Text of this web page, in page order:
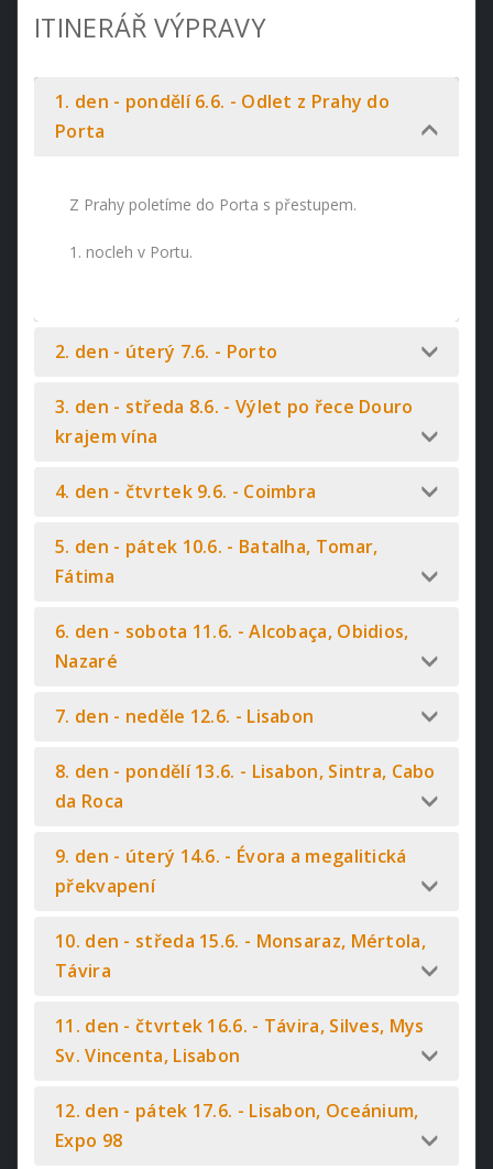
ITINERÁŘ VÝPRAVY
1. den - pondělí 6.6. - Odlet z Prahy do
Porta
Z Prahy poletíme do Porta s přestupem.
1. nocleh v Portu.
2. den - úterý 7.6. - Porto
3. den - středa 8.6. - Výlet po řece Douro
krajem vína
4. den - čtvrtek 9.6. - Coimbra
5. den - pátek 10.6. - Batalha, Tomar,
Fátima
6. den - sobota 11.6. - Alcobaça, Obidios,
Nazaré
7. den - neděle 12.6. - Lisabon
8. den - pondělí 13.6. - Lisabon, Sintra, Cabo
da Roca
9. den - úterý 14.6. - Évora a megalitická
překvapení
10. den - středa 15.6. - Monsaraz, Mértola,
Távira
11. den - čtvrtek 16.6. - Távira, Silves, Mys
Sv. Vincenta, Lisabon
12. den - pátek 17.6. - Lisabon, Oceánium,
Expo 98